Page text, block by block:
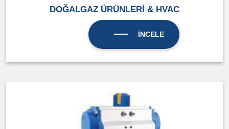
DOĞALGAZ ÜRÜNLERİ & HVAC
İNCELE